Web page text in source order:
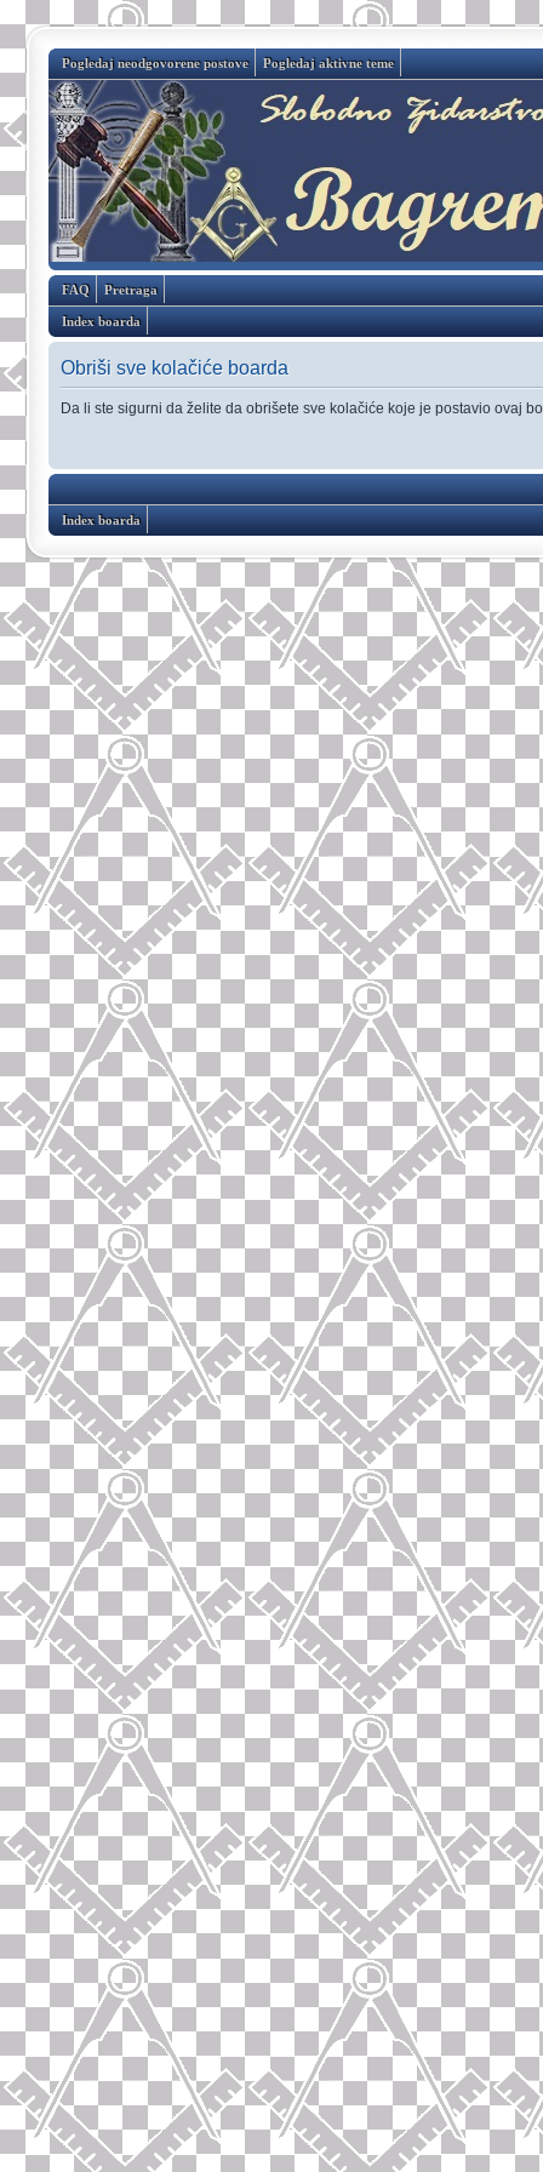
Pogledaj neodgovorene postove Pogledaj aktivne teme
FAQ Pretraga
Index boarda
Obriši sve kolačiće boarda
Da li ste sigurni da želite da obrišete sve kolačiće koje je postavio ovaj
Index boarda